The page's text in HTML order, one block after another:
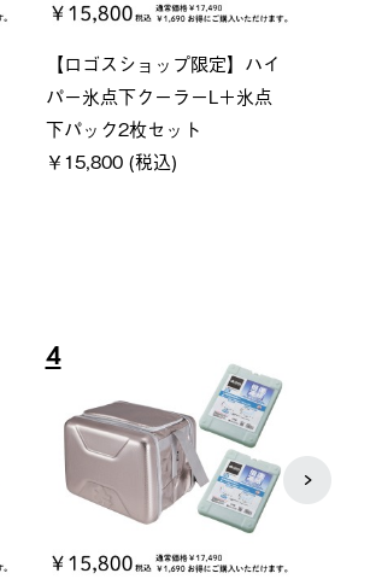
Q-TOP ソーラーサンドブロッ
クサンシェード-BF
￥16,800 (税込)
8